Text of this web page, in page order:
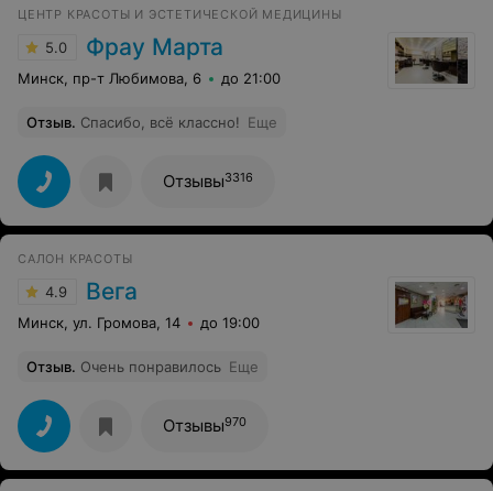
ЦЕНТР КРАСОТЫ И ЭСТЕТИЧЕСКОЙ МЕДИЦИНЫ
5.0 Фрау Марта
Минск, пр-т Любимова, 6 до 21:00
Отзыв. Спасибо, всё классно! Еще
Отзывы3316
САЛОН КРАСОТЫ
4.9 Вега
Минск, ул. Громова, 14 до 19:00
Отзыв. Очень понравилось Еще
Отзывы970